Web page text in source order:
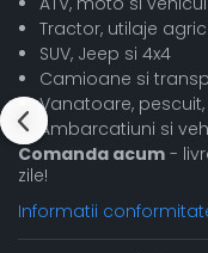
Tractor, utilaje
SUV, Jeep si 4x4
Camioane si
Vanatoare,
Ambarcatiuni si
Comanda acum -
zile!
Informatii